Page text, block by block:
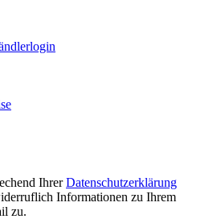
IhrerDatenschutzerklärung
Informationen zu Ihrem
zu.